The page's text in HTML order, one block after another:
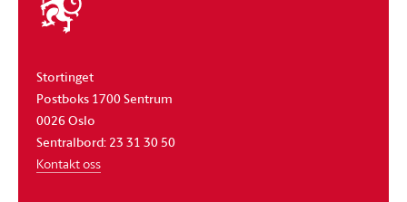
stortinget
Stortinget
Postboks 1700 Sentrum
0026 Oslo
Sentralbord: 23 31 30 50
Kontakt oss